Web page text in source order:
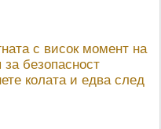
с висок момент на
безопасност
колата и едва след